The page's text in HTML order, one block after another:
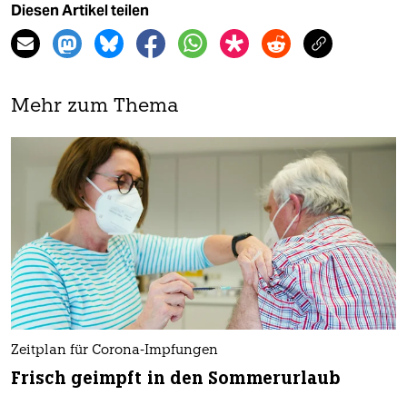
Diesen Artikel teilen
Mehr zum Thema
Zeitplan für Corona-Impfungen
Frisch geimpft in den Sommerurlaub